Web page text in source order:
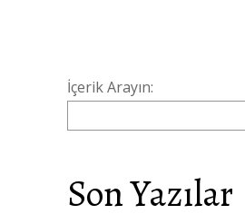
İçerik Arayın:
Son Yazılar